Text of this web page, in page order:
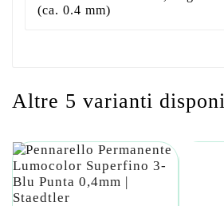
(ca. 0.4 mm)
Altre 5 varianti